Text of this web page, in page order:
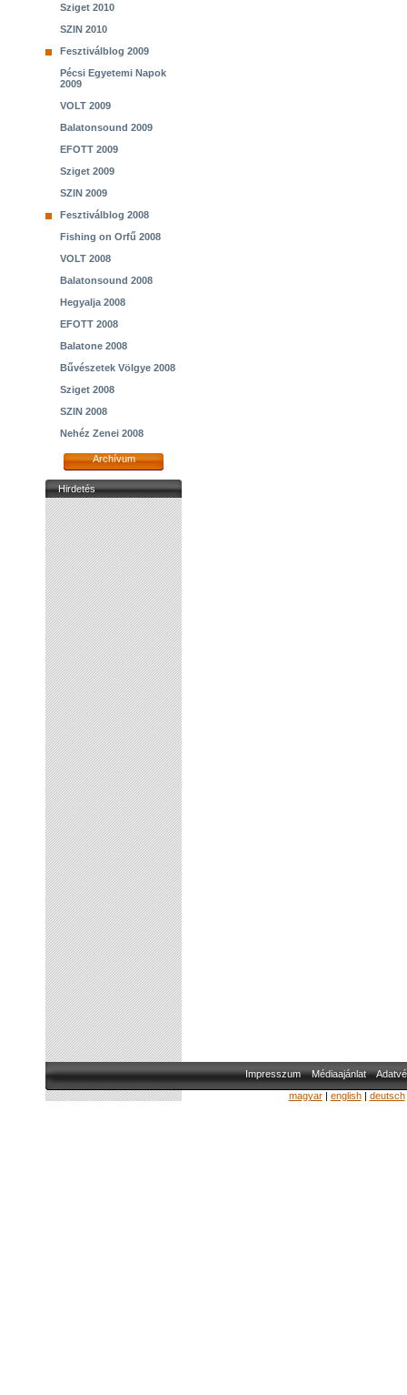
Sziget 2010
SZIN 2010
Fesztiválblog 2009
Pécsi Egyetemi Napok
2009
VOLT 2009
Balatonsound 2009
EFOTT 2009
Sziget 2009
SZIN 2009
Fesztiválblog 2008
Fishing on Orfű 2008
VOLT 2008
Balatonsound 2008
Hegyalja 2008
EFOTT 2008
Balatone 2008
Bűvészetek Völgye 2008
Sziget 2008
SZIN 2008
Nehéz Zenei 2008
Archívum
Hirdetés
Impresszum Médiaajánlat
magyar| english| deutsch